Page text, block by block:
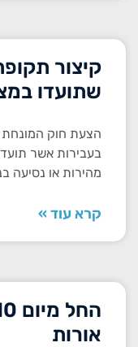
קיצור
שתועדו
הצעת חוק המונחת
בעבירות אשר
מהירות או נסיעה
קרא עוד »
אורות